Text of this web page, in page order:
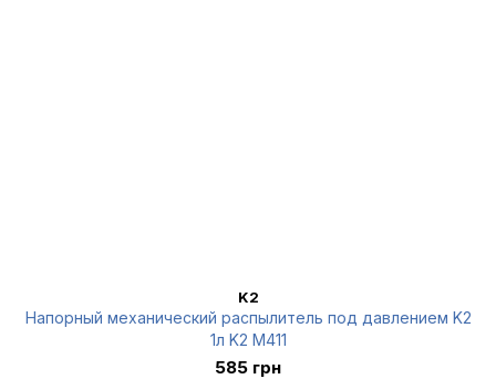
K2
Напорный механический распылитель под давлением K2
1л K2 M411
585 грн